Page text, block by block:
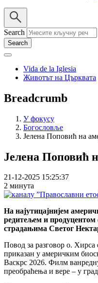
Search
Vida de la Iglesia
Животът на Църквата
Breadcrumb
У фокусу
Богословље
Јелена Поповић на
Јелена Поповић
21-12-2025 15:25:37
2 минута
На најутицајнијем
редитељем и продуцентом
страдањима Светог
Повод за разговор о.
приказан у америчким
Васкрс 2026. Филм
преобраћења и вере – у